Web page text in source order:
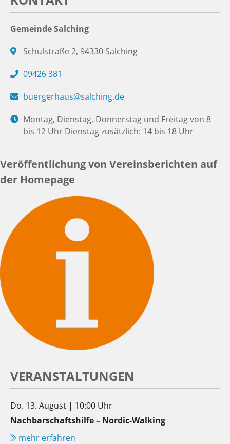
Gemeinde Salching
Schulstraße 2, 94330 Salching
09426 381
buergerhaus@salching.de
Montag, Dienstag, Donnerstag und Freitag von 8
bis 12 Uhr Dienstag zusätzlich: 14 bis 18 Uhr
Veröffentlichung von Vereinsberichten auf
der Homepage
VERANSTALTUNGEN
Do. 13. August | 10:00 Uhr
Nachbarschaftshilfe – Nordic-Walking
mehr erfahren